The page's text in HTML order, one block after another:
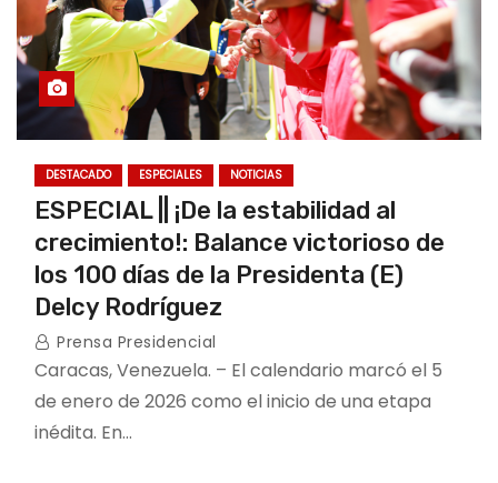
DESTACADO ESPECIALES NOTICIAS
ESPECIAL || ¡De la estabilidad al
crecimiento!: Balance victorioso de
los 100 días de la Presidenta (E)
Delcy Rodríguez
Prensa Presidencial
Caracas, Venezuela. – El calendario marcó el 5
de enero de 2026 como el inicio de una etapa
inédita. En…